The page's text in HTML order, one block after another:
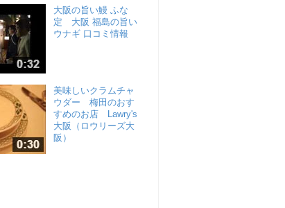
大阪の旨い鰻 ふな
定 大阪 福島の旨い
ウナギ 口コミ情報
美味しいクラムチャ
ウダー 梅田のおす
すめのお店 Lawry's
大阪（ロウリーズ大
阪）